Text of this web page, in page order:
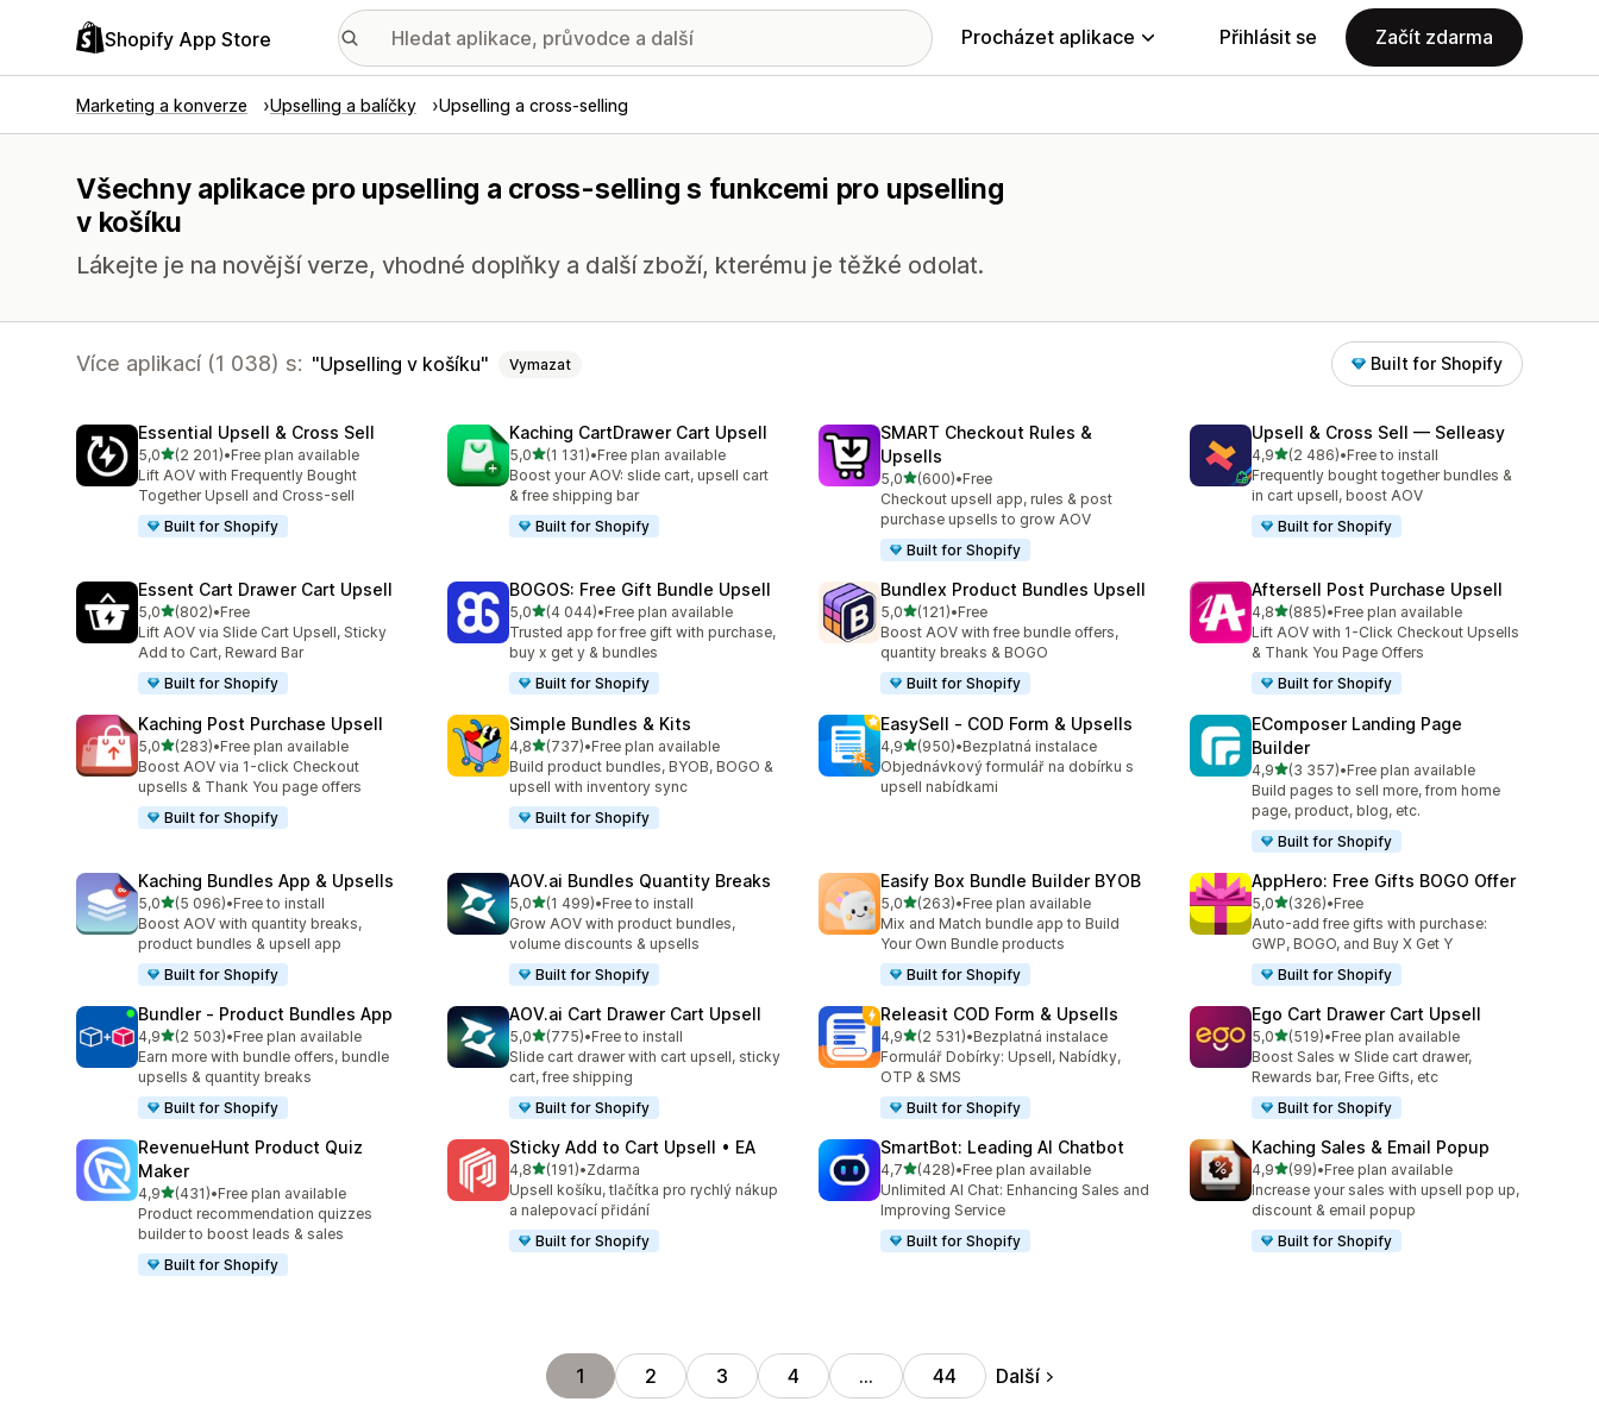
Shopify App Store Procházet aplikace Přihlásit se Začít zdarma
Marketing a konverze Upselling a balíčky Upselling a cross-selling
Všechny aplikace pro upselling a cross-selling s funkcemi pro upselling
v košíku
Lákejte je na novější verze, vhodné doplňky a další zboží, kterému je těžké odolat.
Více aplikací (1 038) s: Upselling v košíku Vymazat Built for Shopify
Essential Upsell & Cross Sell
5,0z 5 hvězd
(2 201)
Celkový počet recenzí: 2201
•Free plan available
Lift AOV with Frequently Bought
Together Upsell and Cross-sell
Built for Shopify
Kaching CartDrawer Cart Upsell
5,0z 5 hvězd
(1 131)
Celkový počet recenzí: 1131
•Free plan available
Boost your AOV: slide cart, upsell cart
& free shipping bar
Built for Shopify
SMART Checkout Rules &
Upsells
5,0z 5 hvězd
(600)
Celkový počet recenzí: 600
•Free
Checkout upsell app, rules & post
purchase upsells to grow AOV
Built for Shopify
Upsell & Cross Sell — Selleasy
4,9z 5 hvězd
(2 486)
Celkový počet recenzí: 2486
•Free to install
Frequently bought together bundles &
in cart upsell, boost AOV
Built for Shopify
Essent Cart Drawer Cart Upsell
5,0z 5 hvězd
(802)
Celkový počet recenzí: 802
•Free
Lift AOV via Slide Cart Upsell, Sticky
Add to Cart, Reward Bar
Built for Shopify
BOGOS: Free Gift Bundle Upsell
5,0z 5 hvězd
(4 044)
Celkový počet recenzí: 4044
•Free plan available
Trusted app for free gift with purchase,
buy x get y & bundles
Built for Shopify
Bundlex Product Bundles Upsell
5,0z 5 hvězd
(121)
Celkový počet recenzí: 121
•Free
Boost AOV with free bundle offers,
quantity breaks & BOGO
Built for Shopify
Aftersell Post Purchase Upsell
4,8z 5 hvězd
(885)
Celkový počet recenzí: 885
•Free plan available
Lift AOV with 1-Click Checkout Upsells
& Thank You Page Offers
Built for Shopify
Kaching Post Purchase Upsell
5,0z 5 hvězd
(283)
Celkový počet recenzí: 283
•Free plan available
Boost AOV via 1-click Checkout
upsells & Thank You page offers
Built for Shopify
Simple Bundles & Kits
4,8z 5 hvězd
(737)
Celkový počet recenzí: 737
•Free plan available
Build product bundles, BYOB, BOGO &
upsell with inventory sync
Built for Shopify
EasySell ‑ COD Form & Upsells
4,9z 5 hvězd
(950)
Celkový počet recenzí: 950
•Bezplatná instalace
Objednávkový formulář na dobírku s
upsell nabídkami
EComposer Landing Page
Builder
4,9z 5 hvězd
(3 357)
Celkový počet recenzí: 3357
•Free plan available
Build pages to sell more, from home
page, product, blog, etc.
Built for Shopify
Kaching Bundles App & Upsells
5,0z 5 hvězd
(5 096)
Celkový počet recenzí: 5096
•Free to install
Boost AOV with quantity breaks,
product bundles & upsell app
Built for Shopify
AOV.ai Bundles Quantity Breaks
5,0z 5 hvězd
(1 499)
Celkový počet recenzí: 1499
•Free to install
Grow AOV with product bundles,
volume discounts & upsells
Built for Shopify
Easify Box Bundle Builder BYOB
5,0z 5 hvězd
(263)
Celkový počet recenzí: 263
•Free plan available
Mix and Match bundle app to Build
Your Own Bundle products
Built for Shopify
AppHero: Free Gifts BOGO Offer
5,0z 5 hvězd
(326)
Celkový počet recenzí: 326
•Free
Auto-add free gifts with purchase:
GWP, BOGO, and Buy X Get Y
Built for Shopify
Bundler ‑ Product Bundles App
4,9z 5 hvězd
(2 503)
Celkový počet recenzí: 2503
•Free plan available
Earn more with bundle offers, bundle
upsells & quantity breaks
Built for Shopify
AOV.ai Cart Drawer Cart Upsell
5,0z 5 hvězd
(775)
Celkový počet recenzí: 775
•Free to install
Slide cart drawer with cart upsell, sticky
cart, free shipping
Built for Shopify
Releasit COD Form & Upsells
4,9z 5 hvězd
(2 531)
Celkový počet recenzí: 2531
•Bezplatná instalace
Formulář Dobírky: Upsell, Nabídky,
OTP & SMS
Built for Shopify
Ego Cart Drawer Cart Upsell
5,0z 5 hvězd
(519)
Celkový počet recenzí: 519
•Free plan available
Boost Sales w Slide cart drawer,
Rewards bar, Free Gifts, etc
Built for Shopify
RevenueHunt Product Quiz
Maker
4,9z 5 hvězd
(431)
Celkový počet recenzí: 431
•Free plan available
Product recommendation quizzes
builder to boost leads & sales
Built for Shopify
Sticky Add to Cart Upsell • EA
4,8z 5 hvězd
(191)
Celkový počet recenzí: 191
•Zdarma
Upsell košíku, tlačítka pro rychlý nákup
a nalepovací přidání
Built for Shopify
SmartBot: Leading AI Chatbot
4,7z 5 hvězd
(428)
Celkový počet recenzí: 428
•Free plan available
Unlimited AI Chat: Enhancing Sales and
Improving Service
Built for Shopify
Kaching Sales & Email Popup
4,9z 5 hvězd
(99)
Celkový počet recenzí: 99
•Free plan available
Increase your sales with upsell pop up,
discount & email popup
Built for Shopify
1 2 3 4 … 44 Další